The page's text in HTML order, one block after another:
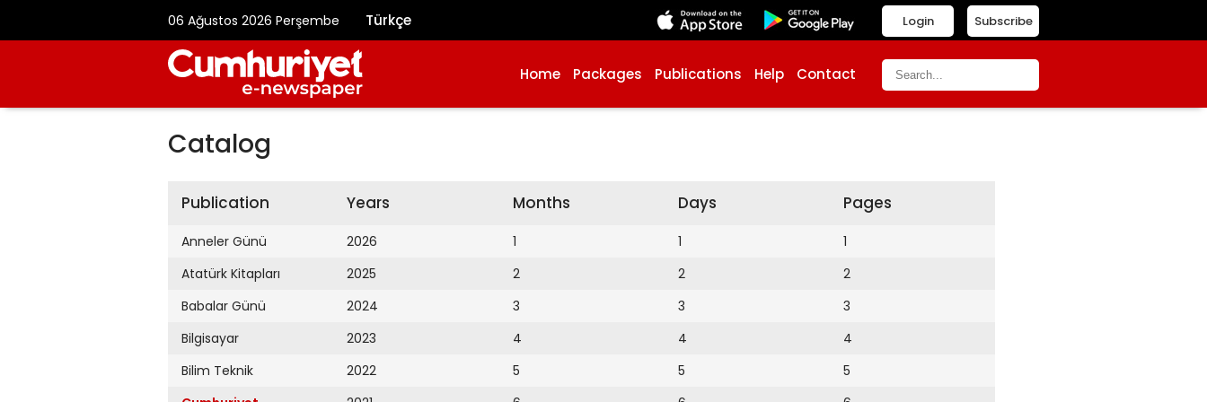
06 Ağustos 2026 Perşembe Türkçe Subscribe
Login
Home Packages Publications Help Contact
Catalog
Publication
Anneler Günü
Atatürk Kitapları
Babalar Günü
Bilgisayar
Bilim Teknik
Years
2026
2025
2024
2023
2022
Months
1
2
3
4
5
Days
1
2
3
4
5
Pages
1
2
3
4
5